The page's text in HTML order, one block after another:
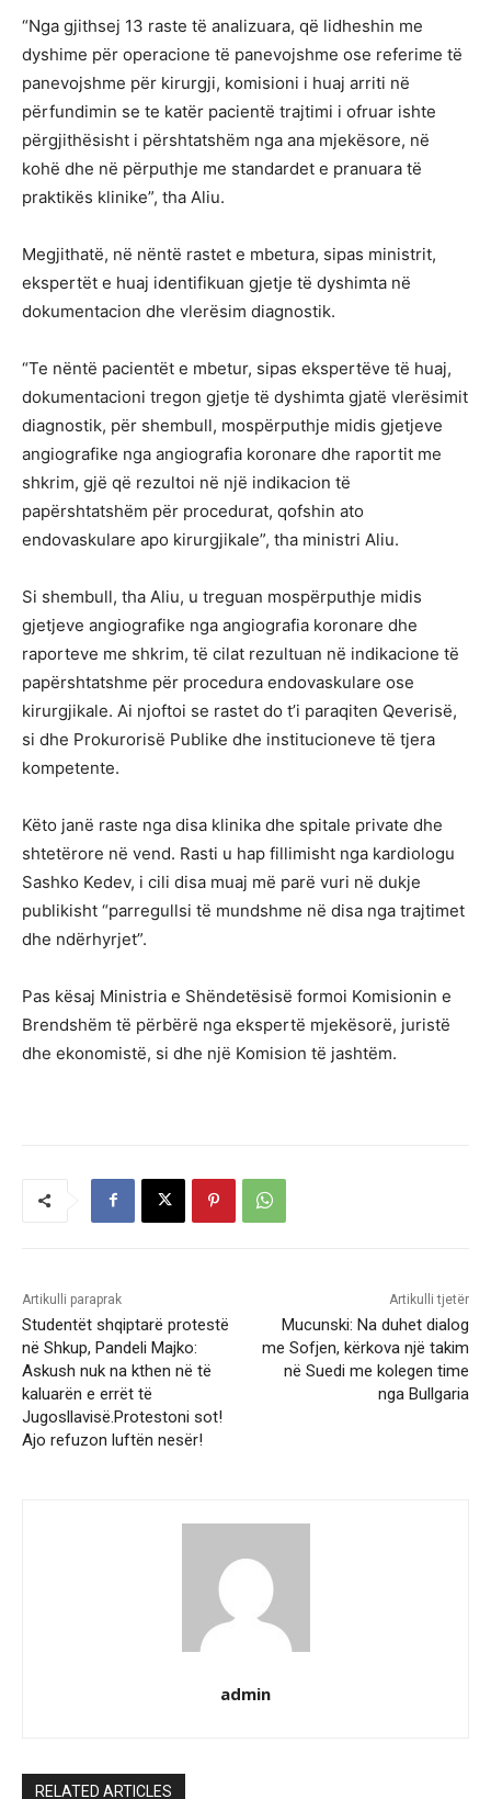
“Nga gjithsej 13 raste të analizuara, që lidheshin me
dyshime për operacione të panevojshme ose referime të
panevojshme për kirurgji, komisioni i huaj arriti në
përfundimin se te katër pacientë trajtimi i ofruar ishte
përgjithësisht i përshtatshëm nga ana mjekësore, në
kohë dhe në përputhje me standardet e pranuara të
praktikës klinike”, tha Aliu.
Megjithatë, në nëntë rastet e mbetura, sipas ministrit,
ekspertët e huaj identifikuan gjetje të dyshimta në
dokumentacion dhe vlerësim diagnostik.
“Te nëntë pacientët e mbetur, sipas ekspertëve të huaj,
dokumentacioni tregon gjetje të dyshimta gjatë vlerësimit
diagnostik, për shembull, mospërputhje midis gjetjeve
angiografike nga angiografia koronare dhe raportit me
shkrim, gjë që rezultoi në një indikacion të
papërshtatshëm për procedurat, qofshin ato
endovaskulare apo kirurgjikale”, tha ministri Aliu.
Si shembull, tha Aliu, u treguan mospërputhje midis
gjetjeve angiografike nga angiografia koronare dhe
raporteve me shkrim, të cilat rezultuan në indikacione të
papërshtatshme për procedura endovaskulare ose
kirurgjikale. Ai njoftoi se rastet do t’i paraqiten Qeverisë,
si dhe Prokurorisë Publike dhe institucioneve të tjera
kompetente.
Këto janë raste nga disa klinika dhe spitale private dhe
shtetërore në vend. Rasti u hap fillimisht nga kardiologu
Sashko Kedev, i cili disa muaj më parë vuri në dukje
publikisht “parregullsi të mundshme në disa nga trajtimet
dhe ndërhyrjet”.
Pas kësaj Ministria e Shëndetësisë formoi Komisionin e
Brendshëm të përbërë nga ekspertë mjekësorë, juristë
dhe ekonomistë, si dhe një Komision të jashtëm.
Artikulli paraprak
Studentët shqiptarë protestë
në Shkup, Pandeli Majko:
Askush nuk na kthen në të
kaluarën e errët të
Jugosllavisë.Protestoni sot!
Ajo refuzon luftën nesër!
Artikulli tjetër
Mucunski: Na duhet dialog
me Sofjen, kërkova një takim
në Suedi me kolegen time
nga Bullgaria
admin
RELATED ARTICLES